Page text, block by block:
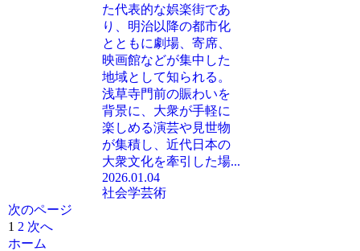
た代表的な娯楽街であ
り、明治以降の都市化
とともに劇場、寄席、
映画館などが集中した
地域として知られる。
浅草寺門前の賑わいを
背景に、大衆が手軽に
楽しめる演芸や見世物
が集積し、近代日本の
大衆文化を牽引した場...
2026.01.04
社会学芸術
次のページ
1 2 次へ
ホーム